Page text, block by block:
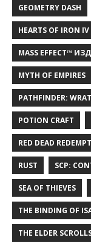
GEOMETRY DASH
HEARTS OF IRON IV
MASS EFFECT™
MYTH OF EMPIRES
PATHFINDER:
POTION CRAFT
RED DEAD
RUST SCP:
SEA OF THIEVES
THE BINDING OF
THE ELDER